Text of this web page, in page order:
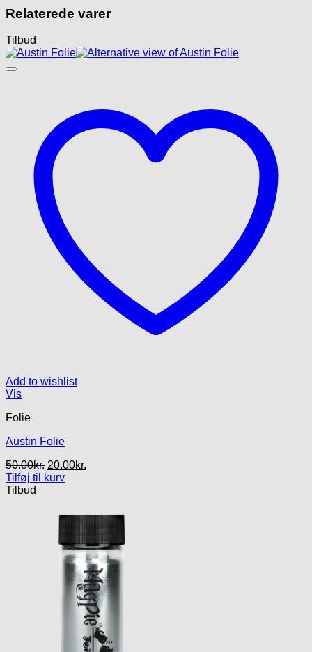
Relaterede varer
Tilbud
Add to wishlist
Vis
Folie
Austin Folie
50.00kr. Den
oprindelige
50.00kr..
20.00kr.
20.00kr..
Tilføj til kurv
Tilbud